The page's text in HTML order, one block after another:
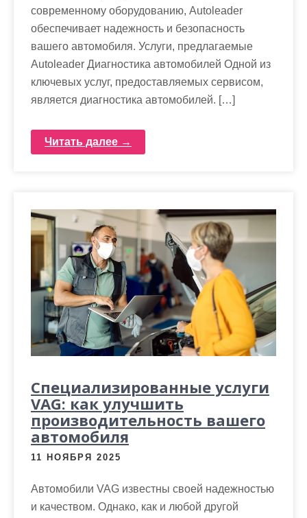
современному оборудованию, Autoleader
обеспечивает надежность и безопасность
вашего автомобиля. Услуги, предлагаемые
Autoleader Диагностика автомобилей Одной из
ключевых услуг, предоставляемых сервисом,
является диагностика автомобилей. […]
Читать далее →
Специализированные услуги
VAG: как улучшить
производительность вашего
автомобиля
11 НОЯБРЯ 2025
Автомобили VAG известны своей надежностью
и качеством. Однако, как и любой другой